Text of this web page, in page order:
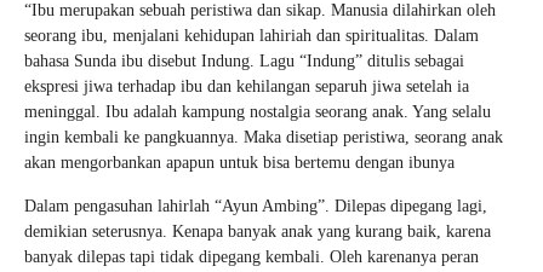
“Ibu merupakan sebuah peristiwa dan sikap. Manusia dilahirkan oleh
seorang ibu, menjalani kehidupan lahiriah dan spiritualitas. Dalam
bahasa Sunda ibu disebut Indung. Lagu “Indung” ditulis sebagai
ekspresi jiwa terhadap ibu dan kehilangan separuh jiwa setelah ia
meninggal. Ibu adalah kampung nostalgia seorang anak. Yang selalu
ingin kembali ke pangkuannya. Maka disetiap peristiwa, seorang anak
akan mengorbankan apapun untuk bisa bertemu dengan ibunya
Dalam pengasuhan lahirlah “Ayun Ambing”. Dilepas dipegang lagi,
demikian seterusnya. Kenapa banyak anak yang kurang baik, karena
banyak dilepas tapi tidak dipegang kembali. Oleh karenanya peran